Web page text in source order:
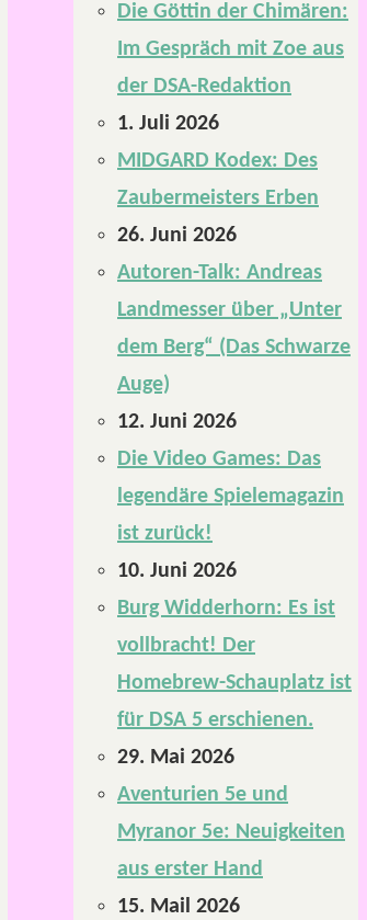
Die Göttin der Chimären:
Im Gespräch mit Zoe aus
der DSA-Redaktion
1. Juli 2026
MIDGARD Kodex: Des
Zaubermeisters Erben
26. Juni 2026
Autoren-Talk: Andreas
Landmesser über „Unter
dem Berg“ (Das Schwarze
Auge)
12. Juni 2026
Die Video Games: Das
legendäre Spielemagazin
ist zurück!
10. Juni 2026
Burg Widderhorn: Es ist
vollbracht! Der
Homebrew-Schauplatz ist
für DSA 5 erschienen.
29. Mai 2026
Aventurien 5e und
Myranor 5e: Neuigkeiten
aus erster Hand
15. Mail 2026